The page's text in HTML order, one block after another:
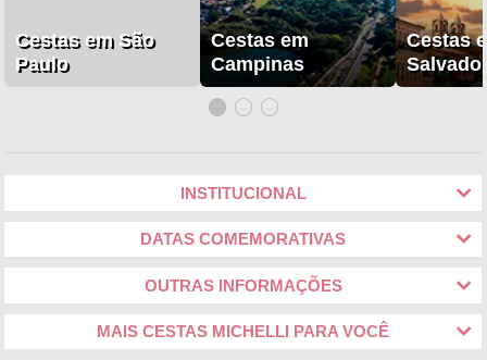
Cestas em São
Paulo
Cestas em
Campinas
Cestas
INSTITUCIONAL
DATAS COMEMORATIVAS
OUTRAS INFORMAÇÕES
MAIS CESTAS MICHELLI PARA VOCÊ